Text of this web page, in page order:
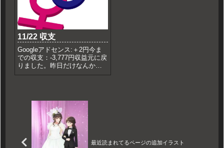
という悦楽 - カクヨムあと...
11/22 収支
Googleアドセンス:＋2円今ま
での収支：-3,777円収益元に戻
りました。昨日だけなんかバ
グってた？
最近読まれてるページの追加イラスト